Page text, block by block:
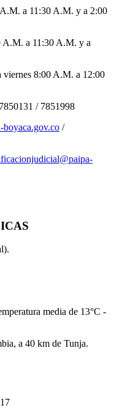
a 11:30 A.M. y a 2:00
A.M. a 11:30 A.M. y a
viernes 8:00 A.M. a 12:00
/ 7851998
boyaca.gov.co /
media de 13°C -
a 40 km de Tunja.